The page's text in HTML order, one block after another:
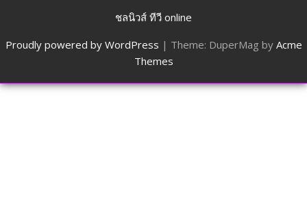
ชลนิวส์ ทีวี online
Proudly powered by WordPress | Theme: DuperMag by Acme
Themes